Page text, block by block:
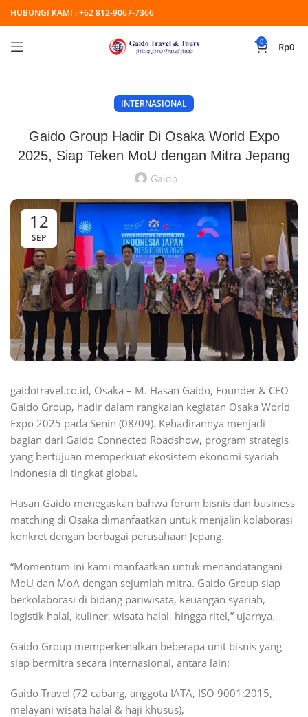
HUBUNGI KAMI :+62 812-9067-7366
0 Rp0
INTERNASIONAL
Gaido Group Hadir Di Osaka World Expo
2025, Siap Teken MoU dengan Mitra Jepang
Gaido
12
SEP
gaidotravel.co.id, Osaka – M. Hasan Gaido, Founder & CEO
Gaido Group, hadir dalam rangkaian kegiatan Osaka World
Expo 2025 pada Senin (08/09). Kehadirannya menjadi
bagian dari Gaido Connected Roadshow, program strategis
yang bertujuan memperkuat ekosistem ekonomi syariah
Indonesia di tingkat global.
Hasan Gaido menegaskan bahwa forum bisnis dan business
matching di Osaka dimanfaatkan untuk menjalin kolaborasi
konkret dengan berbagai perusahaan Jepang.
“Momentum ini kami manfaatkan untuk menandatangani
MoU dan MoA dengan sejumlah mitra. Gaido Group siap
berkolaborasi di bidang pariwisata, keuangan syariah,
logistik halal, kuliner, wisata halal, hingga ritel,” ujarnya.
Gaido Group memperkenalkan beberapa unit bisnis yang
siap bermitra secara internasional, antara lain:
Gaido Travel (72 cabang, anggota IATA, ISO 9001:2015,
melayani wisata halal & haji khusus),